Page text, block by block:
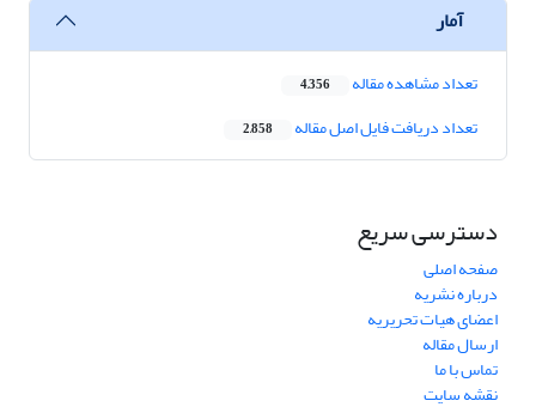
آمار
تعداد مشاهده مقاله 4,356
تعداد دریافت فایل اصل مقاله 2,858
دسترسی سریع
صفحه اصلی
درباره نشریه
اعضای هیات تحریریه
ارسال مقاله
تماس با ما
نقشه سایت